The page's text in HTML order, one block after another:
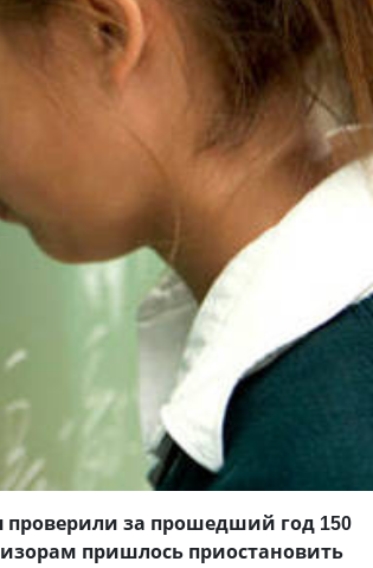
проверили за прошедший год 150
пришлось приостановить